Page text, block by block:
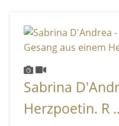
Sabrina
Herzpoetin. R